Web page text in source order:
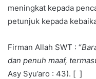
meningkat kepada
petunjuk kepada
Firman Allah SWT : “
dan penuh maaf,
Asy Syu’aro : 43). [ ]